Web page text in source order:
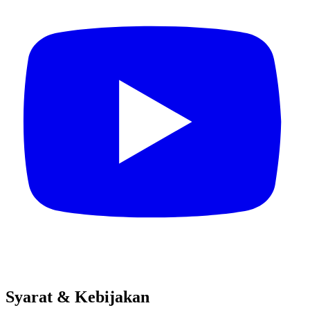
Syarat & Kebijakan